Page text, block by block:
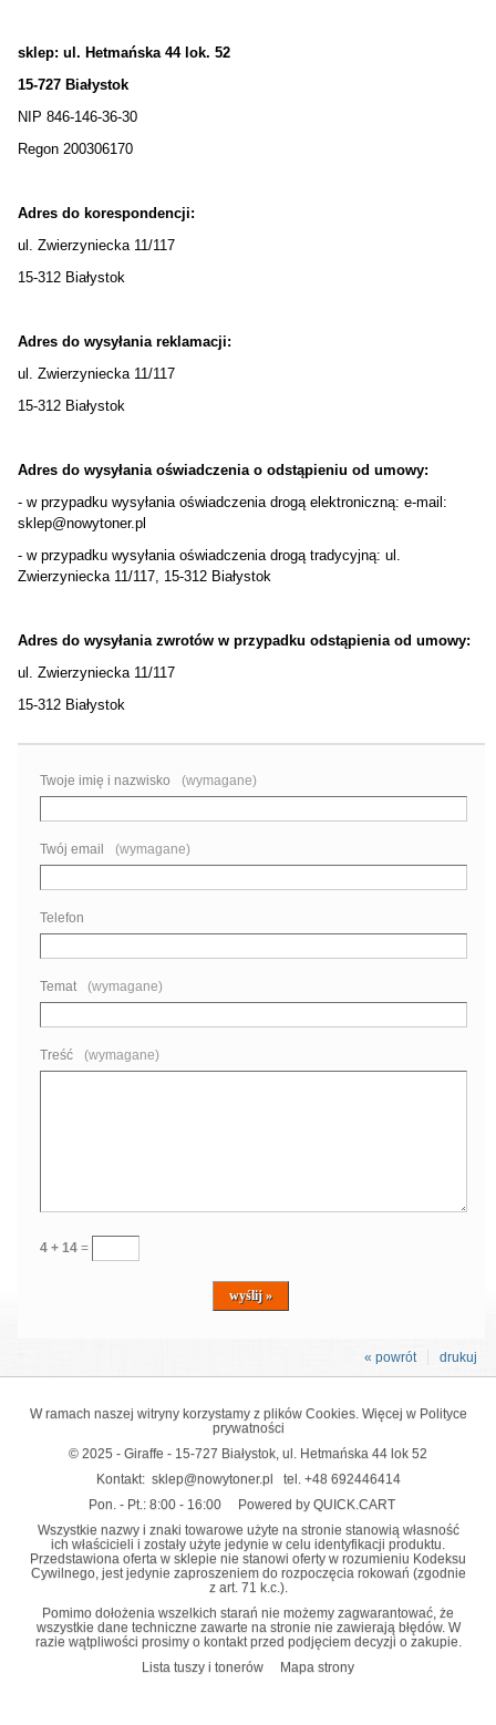
sklep: ul. Hetmańska 44 lok. 52
15-727 Białystok
NIP 846-146-36-30
Regon 200306170
Adres do korespondencji:
ul. Zwierzyniecka 11/117
15-312 Białystok
Adres do wysyłania reklamacji:
ul. Zwierzyniecka 11/117
15-312 Białystok
Adres do wysyłania oświadczenia o odstąpieniu od umowy:
- w przypadku wysyłania oświadczenia drogą elektroniczną: e-mail:
sklep@nowytoner.pl
- w przypadku wysyłania oświadczenia drogą tradycyjną: ul.
Zwierzyniecka 11/117, 15-312 Białystok
Adres do wysyłania zwrotów w przypadku odstąpienia od umowy:
ul. Zwierzyniecka 11/117
15-312 Białystok
Formularz kontaktowy
Twoje imię i nazwisko (wymagane)
Twój email (wymagane)
Telefon
Temat (wymagane)
Treść (wymagane)
4 + 14 =
drukuj
« powrót
W ramach naszej witryny korzystamy z plików Cookies. Więcej w Polityce
prywatności
© 2025 - Giraffe - 15-727 Białystok, ul. Hetmańska 44 lok 52
Kontakt: sklep@nowytoner.pl tel. +48 692446414
Pon. - Pt.: 8:00 - 16:00
Powered by QUICK.CART
Wszystkie nazwy i znaki towarowe użyte na stronie stanowią własność
ich właścicieli i zostały użyte jedynie w celu identyfikacji produktu.
Przedstawiona oferta w sklepie nie stanowi oferty w rozumieniu Kodeksu
Cywilnego, jest jedynie zaproszeniem do rozpoczęcia rokowań (zgodnie
z art. 71 k.c.).
Pomimo dołożenia wszelkich starań nie możemy zagwarantować, że
wszystkie dane techniczne zawarte na stronie nie zawierają błędów. W
razie wątpliwości prosimy o kontakt przed podjęciem decyzji o zakupie.
Lista tuszy i tonerów
Mapa strony